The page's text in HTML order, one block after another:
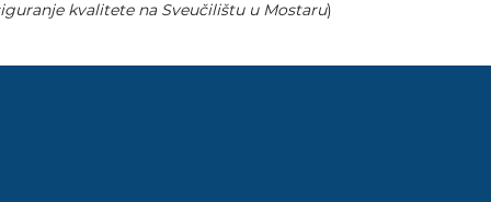
kvalitete na Sveučilištu u Mostaru)